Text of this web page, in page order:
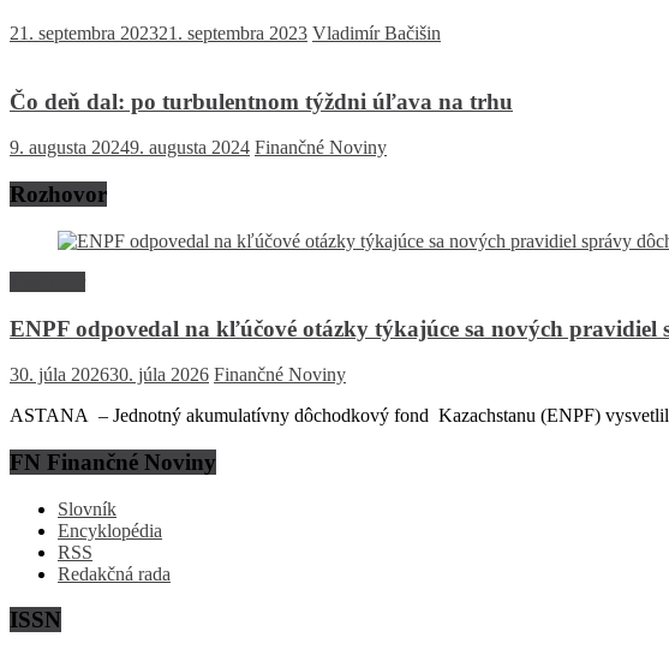
21. septembra 202321. septembra 2023 Vladimír Bačišin
Čo deň dal: po turbulentnom týždni úľava na trhu
9. augusta 20249. augusta 2024 Finančné Noviny
Rozhovor
ENPF odpovedal na kľúčové otázky týkajúce sa nových pravidiel
30. júla 202630. júla 2026 Finančné Noviny
ASTANA – Jednotný akumulatívny dôchodkový fond Kazachstanu (ENPF)
FN Finančné Noviny
Slovník
Encyklopédia
RSS
Redakčná rada
ISSN